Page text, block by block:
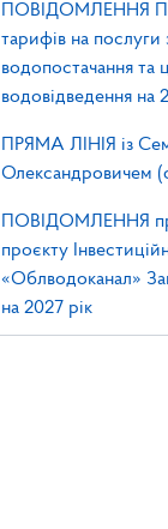
ПОВІДОМЛЕННЯ
тарифів на послуги
водопостачання та
водовідведення на
ПРЯМА ЛІНІЯ із
Олександровичем
ПОВІДОМЛЕННЯ
проєкту
«Облводоканал»
на 2027 рік